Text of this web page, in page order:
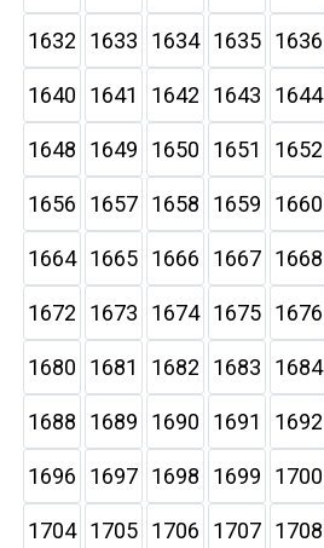
1632 1633 1634 1635 1636
1640 1641 1642 1643 1644
1648 1649 1650 1651 1652
1656 1657 1658 1659 1660
1664 1665 1666 1667 1668
1672 1673 1674 1675 1676
1680 1681 1682 1683 1684
1688 1689 1690 1691 1692
1696 1697 1698 1699 1700
1704 1705 1706 1707 1708